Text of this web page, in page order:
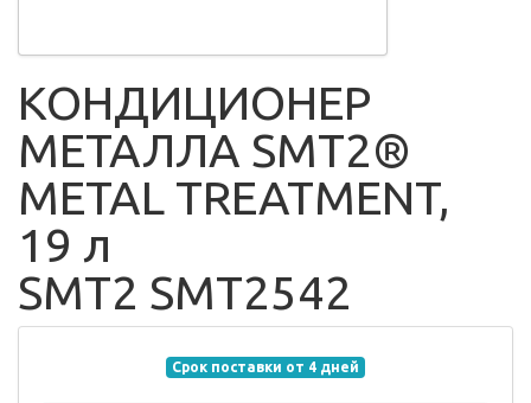
КОНДИЦИОНЕР
МЕТАЛЛА SMT2®
METAL TREATMENT,
19 л
SMT2 SMT2542
Срок поставки от 4 дней